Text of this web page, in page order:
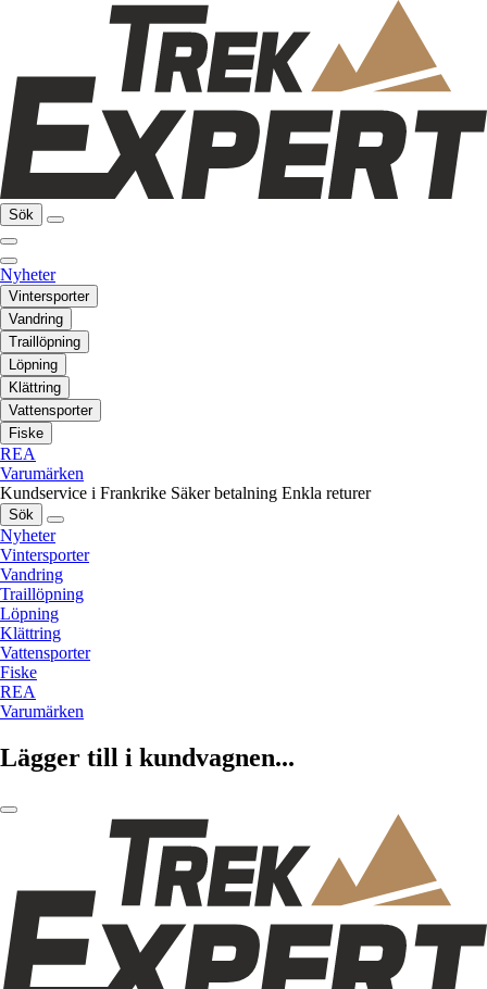
Sök
Nyheter
Vintersporter
Vandring
Traillöpning
Löpning
Klättring
Vattensporter
Fiske
REA
Varumärken
Kundservice i Frankrike Säker betalning Enkla returer
Sök
Nyheter
Vintersporter
Vandring
Traillöpning
Löpning
Klättring
Vattensporter
Fiske
REA
Varumärken
Lägger till i kundvagnen...